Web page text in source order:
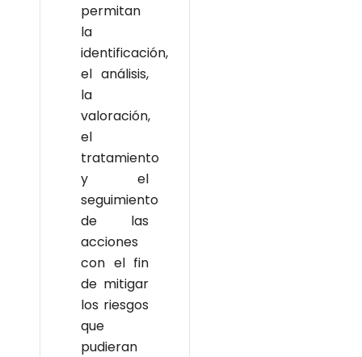
permitan
la
identificación,
el análisis,
la
valoración,
el
tratamiento
y el
seguimiento
de las
acciones
con el fin
de mitigar
los riesgos
que
pudieran